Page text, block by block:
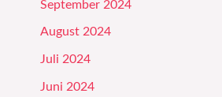
September 2024
August 2024
Juli 2024
Juni 2024